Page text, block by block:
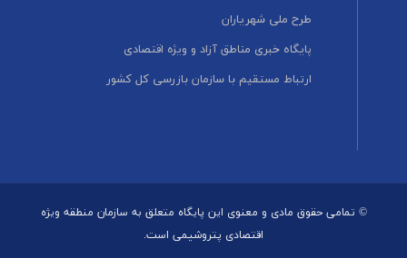
طرح ملی شهریاران
پایگاه خبری مناطق آزاد و ویژه اقتصادی
ارتباط مستقیم با سازمان بازرسی کل کشور
© تمامی حقوق مادی و معنوی این پایگاه متعلق به سازمان منطقه ویژه
اقتصادی پتروشیمی است.